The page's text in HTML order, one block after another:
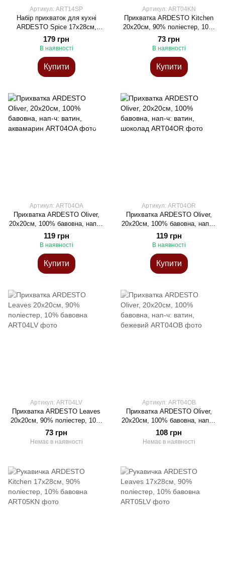
Артикул: ART14SP
Набір прихваток для кухні
ARDESTO Spice 17х28см,
20х20см, 90% поліестер, 10%
бавовна
179 грн
В наявності
Купити
Артикул: ART04KN
Прихватка ARDESTO Kitchen
20х20см, 90% поліестер, 10%
бавовна
73 грн
В наявності
Купити
Артикул: ART04OA
Прихватка ARDESTO Oliver,
20х20см, 100% бавовна, нап-ч:
ватин, аквамарин
119 грн
В наявності
Купити
Артикул: ART04OR
Прихватка ARDESTO Oliver,
20х20см, 100% бавовна, нап-ч:
ватин, шоколад
119 грн
В наявності
Купити
Артикул: ART04LV
Прихватка ARDESTO Leaves
20х20см, 90% поліестер, 10%
бавовна
73 грн
Немає в наявності
Артикул: ART04OB
Прихватка ARDESTO Oliver,
20х20см, 100% бавовна, нап-ч:
ватин, бежевий
108 грн
Немає в наявності